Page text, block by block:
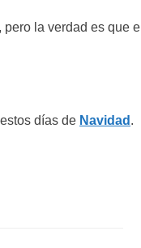
la verdad es que el
días de Navidad .